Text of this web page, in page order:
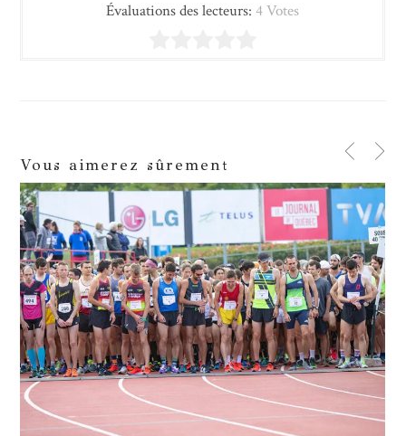
Évaluations des lecteurs:4 Votes
Vous aimerez sûrement